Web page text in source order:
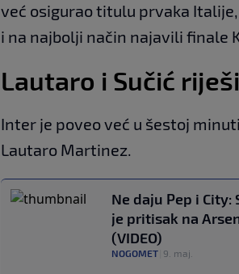
već osigurao titulu prvaka
i na najbolji način najavili finale
Lautaro i Sučić
Inter je poveo već u šestoj
Lautaro Martinez.
Ne daju Pep i City:
je pritisak na
(VIDEO)
NOGOMET 9. maj.